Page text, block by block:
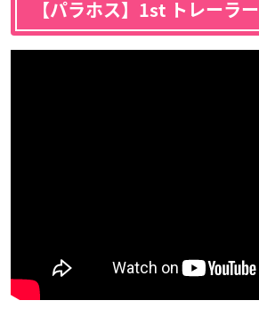
【パラホス】1st トレーラー